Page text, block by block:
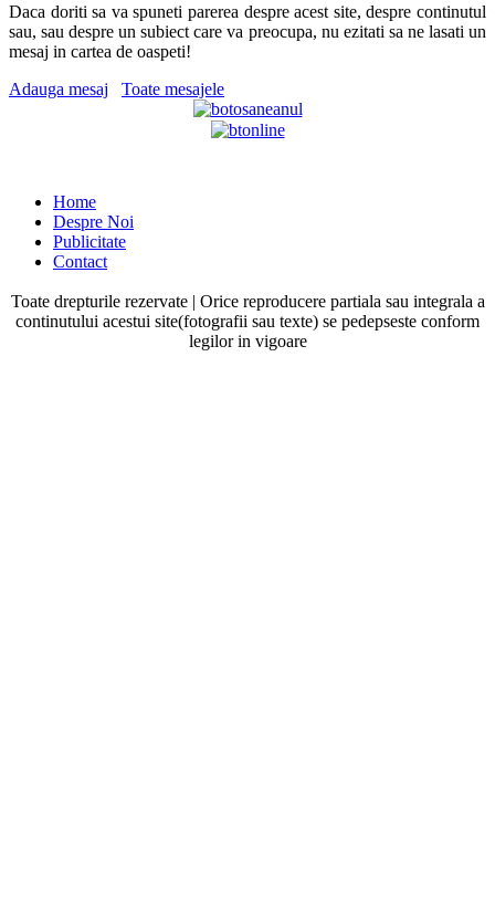
Daca doriti sa va spuneti parerea despre acest site, despre continutul
sau, sau despre un subiect care va preocupa, nu ezitati sa ne lasati un
mesaj in cartea de oaspeti!
Adauga mesaj
Toate mesajele
Home
Despre Noi
Publicitate
Contact
Toate drepturile rezervate | Orice reproducere partiala sau integrala a
continutului acestui site(fotografii sau texte) se pedepseste conform
legilor in vigoare